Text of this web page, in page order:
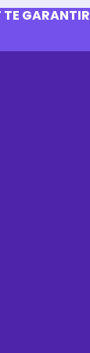
TE GARANTIR